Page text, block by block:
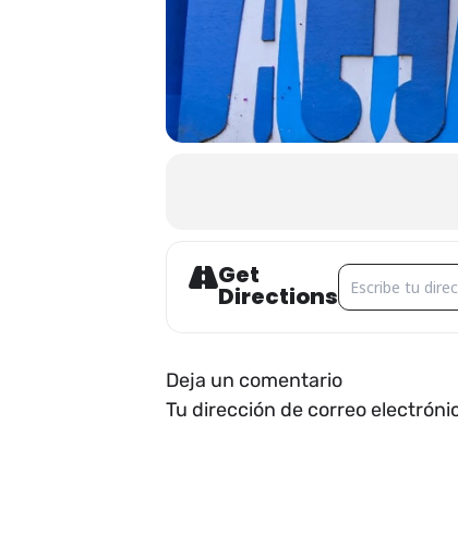
Get
Directions
Address - CECAM
Deja un comentario
Tu dirección de correo